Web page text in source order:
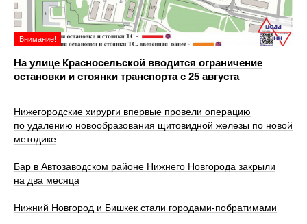
Внимание!
На улице Красносельской вводится ограничение
остановки и стоянки транспорта с 25 августа
Нижегородские хирурги впервые провели операцию
по удалению новообразования щитовидной железы по новой
методике
Бар в Автозаводском районе Нижнего Новгорода закрыли
на два месяца
Нижний Новгород и Бишкек стали городами-побратимами